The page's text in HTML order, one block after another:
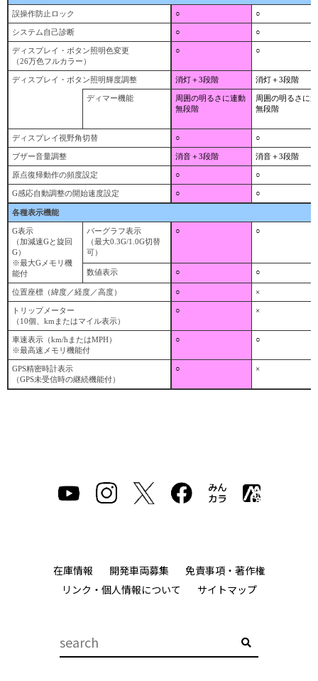
誤操作防止ロック ○ ○
システム自己診断 ○ ○
ディスプレイ・ボタン照明色変更
（26万色フルカラー）
○ ○
ディスプレイ・ボタン照明輝度調整 消灯＋3段階 消灯＋3段階
ディマー機能
周囲の明るさに連動
無段階
周囲の明るさに
無段階
ディスプレイ視野角切替 ○ ○
ブザー音量調整 消音＋3段階 消音＋3段階
原点復帰動作の頻度設定 ○ ○
G感応自動調整の開始速度設定 ○ ○
各種表示機能
G表示
（加減速Gと旋回
G）
※最大Gメモリ機
能付
バーグラフ表示
（最大0.3G/1.0G切替
可）
○ ○
数値表示 ○ ○
位置座標（緯度／経度／高度） ○ ×
トリップメーター
（10個、kmまたはマイル表示）
○ ×
車速表示（km/hまたはMPH）
※最高速メモリ機能付
○ ○
GPS精密時計表示
（GPS未受信時の継続機能付）
○ ×
在庫情報 開発車両募集
免責事項・著作権
リンク・個人情報について
サイトマップ